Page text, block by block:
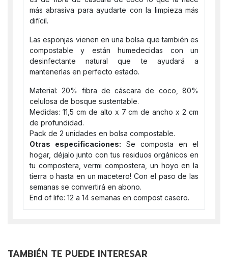
más abrasiva para ayudarte con la limpieza más
difícil.
Las esponjas vienen en una bolsa que también es
compostable y están humedecidas con un
desinfectante natural que te ayudará a
mantenerlas en perfecto estado.
Material: 20% fibra de cáscara de coco, 80%
celulosa de bosque sustentable.
Medidas: 11,5 cm de alto x 7 cm de ancho x 2 cm
de profundidad.
Pack de 2 unidades en bolsa compostable.
Otras especificaciones: Se composta en el
hogar, déjalo junto con tus residuos orgánicos en
tu compostera, vermi compostera, un hoyo en la
tierra o hasta en un macetero! Con el paso de las
semanas se convertirá en abono.
End of life: 12 a 14 semanas en compost casero.
TAMBIÉN TE PUEDE INTERESAR